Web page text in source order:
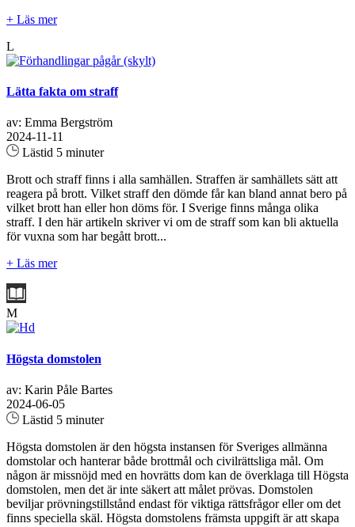
+ Läs mer
L
Lätta fakta om straff
av: Emma Bergström
2024-11-11
Lästid 5 minuter
Brott och straff finns i alla samhällen. Straffen är samhällets sätt att
reagera på brott. Vilket straff den dömde får kan bland annat bero på
vilket brott han eller hon döms för. I Sverige finns många olika
straff. I den här artikeln skriver vi om de straff som kan bli aktuella
för vuxna som har begått brott...
+ Läs mer
M
Högsta domstolen
av: Karin Påle Bartes
2024-06-05
Lästid 5 minuter
Högsta domstolen är den högsta instansen för Sveriges allmänna
domstolar och hanterar både brottmål och civilrättsliga mål. Om
någon är missnöjd med en hovrätts dom kan de överklaga till Högsta
domstolen, men det är inte säkert att målet prövas. Domstolen
beviljar prövningstillstånd endast för viktiga rättsfrågor eller om det
finns speciella skäl. Högsta domstolens främsta uppgift är att skapa